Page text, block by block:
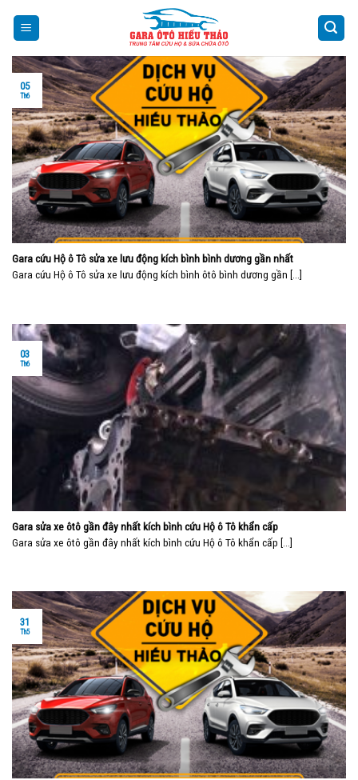
Gara cứu Hộ ô Tô sửa xe lưu động kích bình bình dương gần nhất
Gara cứu Hộ ô Tô sửa xe lưu động kích bình ôtô bình dương gần [...]
05
Th6
Gara sửa xe ôtô gần đây nhất kích bình cứu Hộ ô Tô khẩn cấp
Gara sửa xe ôtô gần đây nhất kích bình cứu Hộ ô Tô khẩn cấp [...]
03
Th6
31
Th5